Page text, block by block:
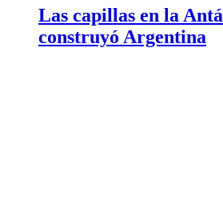
Las capillas en la
construyó Argentina